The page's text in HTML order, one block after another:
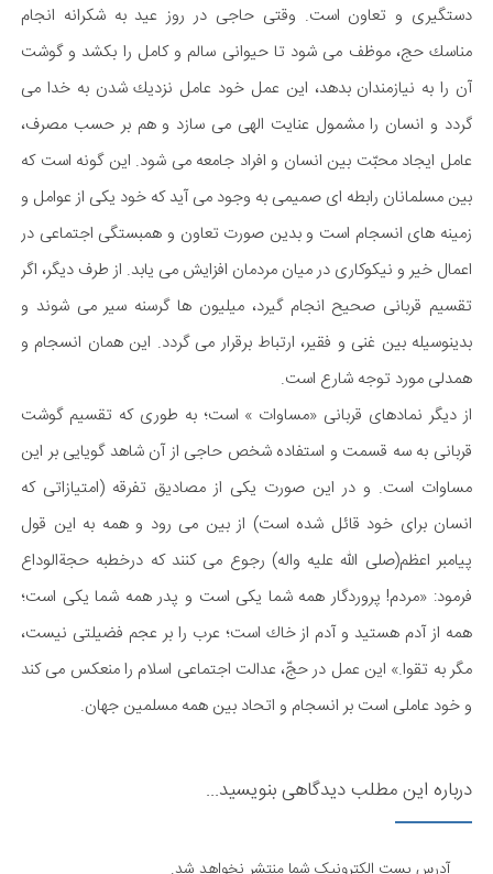
دستگیری و تعاون است. وقتی حاجی در روز عید به شكرانه انجام
مناسك حج، موظف می شود تا حیوانی سالم و كامل را بكشد و گوشت
آن را به نیازمندان بدهد، این عمل خود عامل نزدیك شدن به خدا می
گردد و انسان را مشمول عنایت الهی می سازد و هم بر حسب مصرف،
عامل ایجاد محبّت بین انسان و افراد جامعه می شود. این گونه است كه
بین مسلمانان رابطه ای صمیمی به وجود می آید كه خود یكی از عوامل و
زمینه های انسجام است و بدین صورت تعاون و همبستگی اجتماعی در
اعمال خیر و نیكوكاری در میان مردمان افزایش می یابد. از طرف دیگر، اگر
تقسیم قربانی صحیح انجام گیرد، میلیون ها گرسنه سیر می شوند و
بدینوسیله بین غنی و فقیر، ارتباط برقرار می گردد. این همان انسجام و
همدلی مورد توجه شارع است.
از دیگر نمادهای قربانی «مساوات » است؛ به طوری كه تقسیم گوشت
قربانی به سه قسمت و استفاده شخص حاجی از آن شاهد گویایی بر این
مساوات است. و در این صورت یكی از مصادیق تفرقه (امتیازاتی كه
انسان برای خود قائل شده است) از بین می رود و همه به این قول
پیامبر اعظم(صلی الله علیه واله) رجوع می كنند كه درخطبه حجةالوداع
فرمود: «مردم! پروردگار همه شما یكی است و پدر همه شما یكی است؛
همه از آدم هستید و آدم از خاك است؛ عرب را بر عجم فضیلتی نیست،
مگر به تقوا.» این عمل در حجّ، عدالت اجتماعی اسلام را منعكس می كند
و خود عاملی است بر انسجام و اتحاد بین همه مسلمین جهان.
درباره این مطلب دیدگاهی بنویسید...